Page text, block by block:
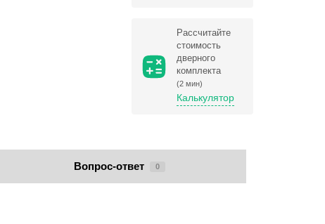
Рассчитайте
стоимость
дверного
комплекта
(2 мин)
Калькулятор
Вопрос-ответ 0